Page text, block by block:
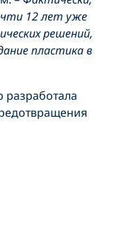
12 лет уже
решений,
пластика в
разработала